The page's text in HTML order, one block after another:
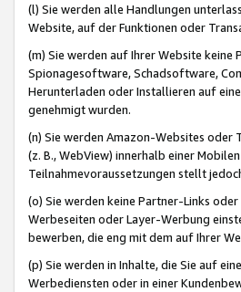
(l) Sie werden alle Handlungen
Website, auf der Funktionen oder
(m) Sie werden auf Ihrer Website
Spionagesoftware, Schadsoftware,
Herunterladen oder Installieren auf
genehmigt wurden.
(n) Sie werden Amazon-Websites oder
(z. B., WebView) innerhalb einer
Teilnahmevoraussetzungen stellt
(o) Sie werden keine Partner-Links
Werbeseiten oder Layer-Werbung
bewerben, die eng mit dem auf Ihrer
(p) Sie werden in Inhalte, die Sie auf
Werbediensten oder in einer